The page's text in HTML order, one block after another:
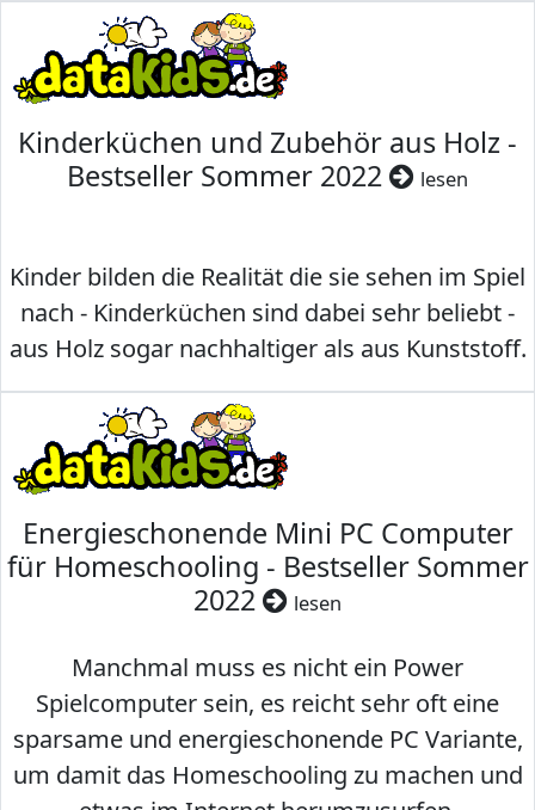
Kinderküchen und Zubehör aus Holz -
Bestseller Sommer 2022
lesen
Kinder bilden die Realität die sie sehen im Spiel
nach - Kinderküchen sind dabei sehr beliebt -
aus Holz sogar nachhaltiger als aus Kunststoff.
Energieschonende Mini PC Computer
für Homeschooling - Bestseller Sommer
2022
lesen
Manchmal muss es nicht ein Power
Spielcomputer sein, es reicht sehr oft eine
sparsame und energieschonende PC Variante,
um damit das Homeschooling zu machen und